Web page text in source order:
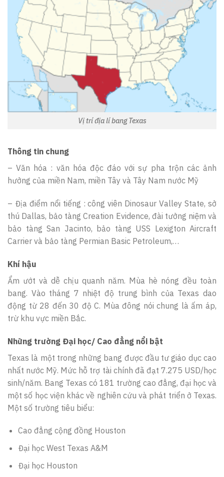
Vị trí địa lí bang Texas
Thông tin chung
– Văn hóa : văn hóa độc đáo với sự pha trộn các ảnh
hưởng của miền Nam, miền Tây và Tây Nam nước Mỹ
– Địa điểm nổi tiếng : công viên Dinosaur Valley State, sở
thú Dallas, bảo tàng Creation Evidence, đài tưởng niệm và
bảo tàng San Jacinto, bảo tàng USS Lexigton Aircraft
Carrier và bảo tàng Permian Basic Petroleum,…
Khí hậu
Ẩm ướt và dễ chịu quanh năm. Mùa hè nóng đều toàn
bang. Vào tháng 7 nhiệt độ trung bình của Texas dao
động từ 28 đến 30 độ C. Mùa đông nói chung là ấm áp,
trừ khu vực miền Bắc.
Những trường Đại học/ Cao đẳng nổi bật
Texas là một trong những bang được đầu tư giáo dục cao
nhất nước Mỹ. Mức hỗ trợ tài chính đã đạt 7.275 USD/học
sinh/năm. Bang Texas có 181 trường cao đẳng, đại học và
một số học viện khác về nghiên cứu và phát triển ở Texas.
Một số trường tiêu biểu:
Cao đẳng cộng đồng Houston
Đại học West Texas A&M
Đại học Houston